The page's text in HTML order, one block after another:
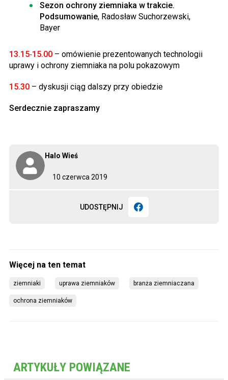
10 czerwca 2019
Halo Wieś
UDOSTĘPNIJ
Sezon ochrony ziemniaka w trakcie.
Podsumowanie, Radosław Suchorzewski,
Bayer
13.15‑15.00 – omówienie prezentowanych technologii
uprawy i ochrony ziemniaka na polu pokazowym
15.30 – dyskusji ciąg dalszy przy obiedzie
Serdecznie zapraszamy
ziemniaki uprawa ziemniaków branża ziemniaczana
ochrona ziemniaków
ARTYKUŁY POWIĄZANE